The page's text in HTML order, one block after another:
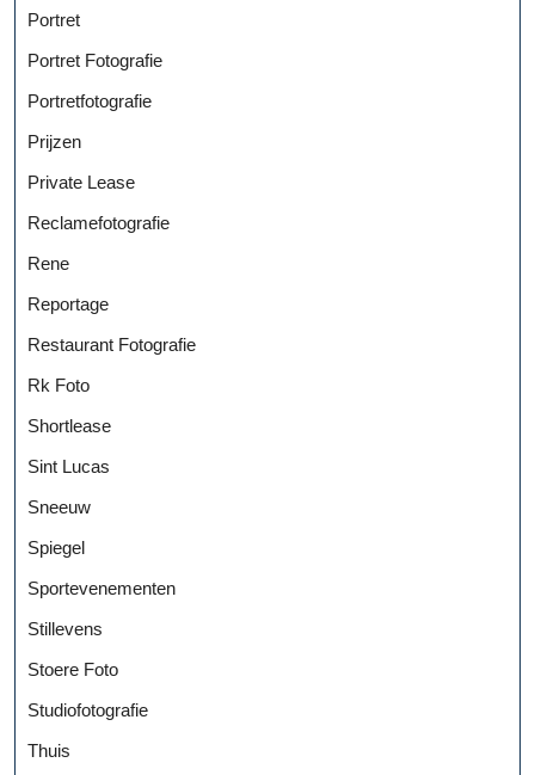
Portret
Portret Fotografie
Portretfotografie
Prijzen
Private Lease
Reclamefotografie
Rene
Reportage
Restaurant Fotografie
Rk Foto
Shortlease
Sint Lucas
Sneeuw
Spiegel
Sportevenementen
Stillevens
Stoere Foto
Studiofotografie
Thuis